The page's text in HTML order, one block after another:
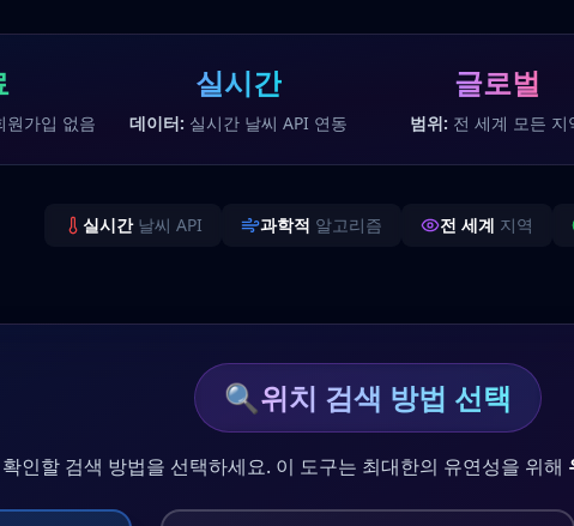
원가입 없음
실시간
데이터: 실시간 날씨 API 연동
글로벌
범위: 전 세계 모든 지
실시간날씨 API 과학적 알고리즘 전 세계 지역
🔍위치 검색 방법 선택
인할 검색 방법을 선택하세요. 이 도구는 최대한의 유연성을 위해